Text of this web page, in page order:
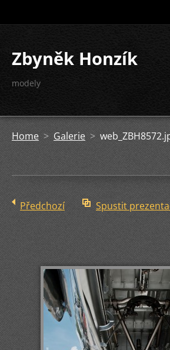
Zbyněk Honzík
modely
Home > Galerie >
Předchozí Spustit